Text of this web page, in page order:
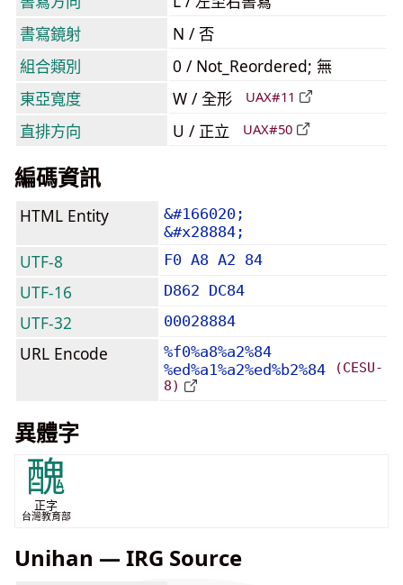
書寫鏡射
N / 否
組合類別
0 / Not_Reordered; 無
東亞寬度
W / 全形 UAX#11
直排方向 U / 正立 UAX#50
編碼資訊
HTML Entity
&#166020;
&#x28884;
UTF-8 F0 A8 A2 84
UTF-16 D862 DC84
UTF-32 00028884
URL Encode
%f0%a8%a2%84
%ed%a1%a2%ed%b2%84
(CESU-
8)
異體字
醜
正字
台灣教育部
Unihan — IRG Source